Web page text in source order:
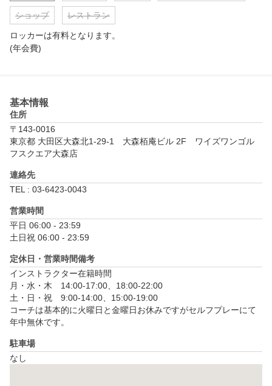
店長の私が毎日綺麗に清掃するので
清潔感に溢れてます♪
打ちっ放しに行かれて練習されてる皆様、
当店の過ごしやすい環境下、しかもレッスンも付いております。
★レッスン
スコアアップ！
飛距離を伸ばしたい！
長年悩まされてるカット軌道を治したい！
スライス、チーピン、ダブりにトップを治したい！
ゴルフを始めてみたい。等
何でもお任せ下さい♪
店長　谷
#ゴルフレッスン
#コースレッスン
#大田区ゴルフスクール
#大森ゴルフスクール
#大森ゴルフレッスン無料体験
#大田区ゴルフレッスン無料体験
#大森海岸ゴルフスクール
#大井町ゴルフスクール
#蒲田ゴルフスクール
#京浜東北線ゴルフスクール
#大田区シュミレーションゴルフ
#大森シュミレーションゴルフ
#大田区クラブフィティング
#ゴルフ初心者
ショップ レストラン
ロッカーは有料となります。
(年会費)
基本情報
住所
〒143-0016
東京都 大田区大森北1-29-1　大森栢庵ビル 2F　ワイズワンゴル
フスクエア大森店
連絡先
TEL : 03-6423-0043
営業時間
平日 06:00 - 23:59
土日祝 06:00 - 23:59
定休日・営業時間備考
インストラクター在籍時間
月・水・木　14:00-17:00、18:00-22:00
土・日・祝　9:00-14:00、15:00-19:00
コーチは基本的に火曜日と金曜日お休みですがセルフプレーにて
年中無休です。
駐車場
なし